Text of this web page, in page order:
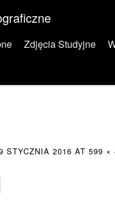
Zdjęcia Studyjne
STYCZNIA 2016 AT 599 ×